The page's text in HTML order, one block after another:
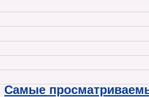
Самые